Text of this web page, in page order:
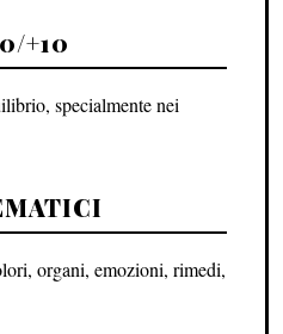
+10
specialmente nei
organi, emozioni, rimedi,